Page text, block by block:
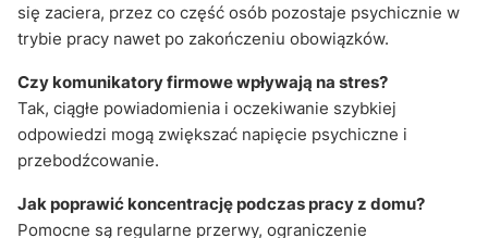
się zaciera, przez co część osób pozostaje psychicznie w
trybie pracy nawet po zakończeniu obowiązków.
Czy komunikatory firmowe wpływają na stres?
Tak, ciągłe powiadomienia i oczekiwanie szybkiej
odpowiedzi mogą zwiększać napięcie psychiczne i
przebodźcowanie.
Jak poprawić koncentrację podczas pracy z domu?
Pomocne są regularne przerwy, ograniczenie